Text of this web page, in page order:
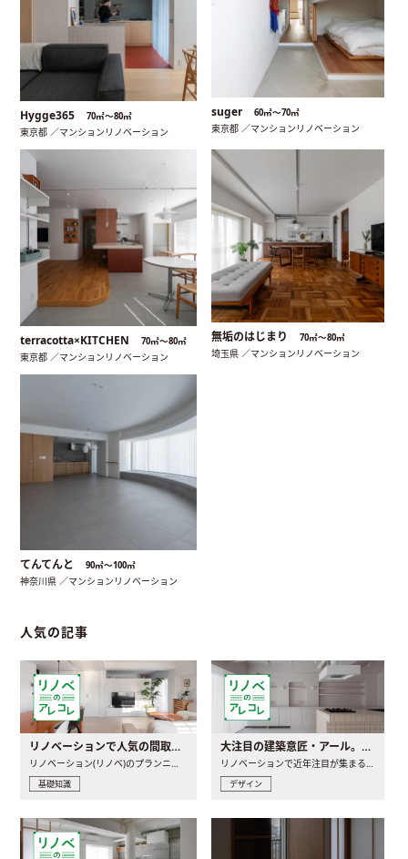
Hygge365 70㎡〜80㎡
東京都 ／マンションリノベーション
suger 60㎡〜70㎡
東京都 ／マンションリノベーション
terracotta×KITCHEN 70㎡〜80㎡
東京都 ／マンションリノベーション
無垢のはじまり 70㎡〜80㎡
埼玉県 ／マンションリノベーション
てんてんと 90㎡〜100㎡
神奈川県 ／マンションリノベーション
人気の記事
リノベーションで人気の間取りとは？トレンドの間取りと実例を徹底解説
リノベーション(リノベ)のプランニングで一番最初に決めるのは..
基礎知識
大注目の建築意匠・アール。人気の理由と空間に取り入れるポイント
リノベーションで近年注目が集まる建築意匠の一つであるアール..
デザイン